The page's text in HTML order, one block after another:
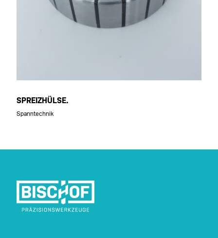
SPREIZHÜLSE.
Spanntechnik